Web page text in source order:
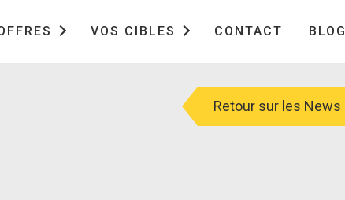
VOS CIBLES CONTACT BLOG
Retour sur les News